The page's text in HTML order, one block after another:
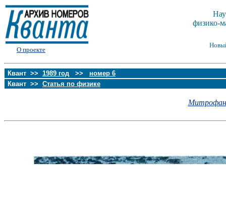
О проекте
физико-
Квант >> 1989 год >> номер 6
Квант >> Статья по физике